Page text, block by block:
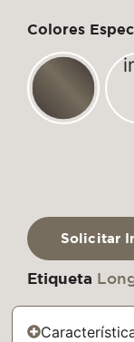
Colores
Solicitar
Etiqueta